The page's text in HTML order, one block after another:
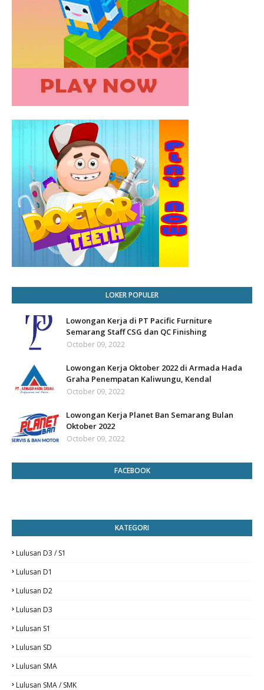
LOKER POPULER
Lowongan Kerja di PT Pacific Furniture
Semarang Staff CSG dan QC Finishing
October 09, 2022
Lowongan Kerja Oktober 2022 di Armada Hada
Graha Penempatan Kaliwungu, Kendal
October 09, 2022
Lowongan Kerja Planet Ban Semarang Bulan
Oktober 2022
October 09, 2022
FACEBOOK
KATEGORI
Lulusan D3 / S1
Lulusan D1
Lulusan D2
Lulusan D3
Lulusan S1
Lulusan SD
Lulusan SMA
Lulusan SMA / SMK